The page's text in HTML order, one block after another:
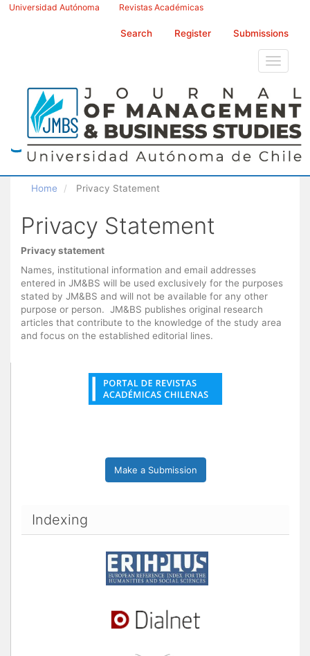
Main
Universidad Autónoma Revistas Académicas
Search Register Submissions
Toggle
Home Privacy Statement
Privacy Statement
Privacy statement
Names, institutional information and email addresses
entered in JM&BS will be used exclusively for the purposes
stated by JM&BS and will not be available for any other
purpose or person. JM&BS publishes original research
articles that contribute to the knowledge of the study area
and focus on the established editorial lines.
Make a Submission
Indexing